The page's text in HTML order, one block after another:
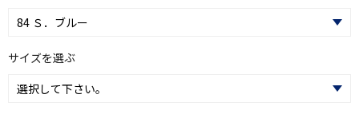
サイズを選ぶ